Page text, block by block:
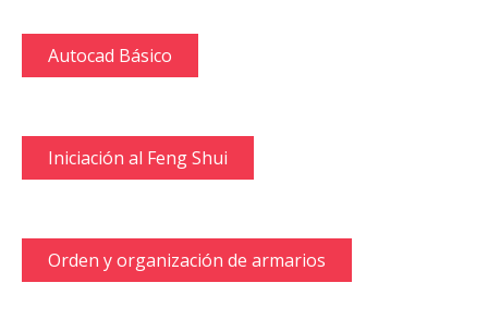
Autocad Básico
Iniciación al Feng Shui
Orden y organización de armarios